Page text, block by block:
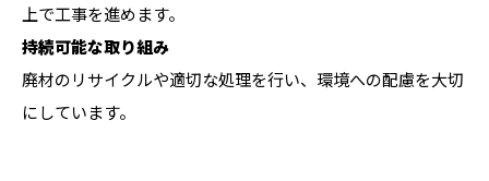
上で工事を進めます。
持続可能な取り組み
廃材のリサイクルや適切な処理を行い、環境への配慮を大切
にしています。